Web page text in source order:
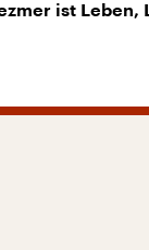
ist Leben,